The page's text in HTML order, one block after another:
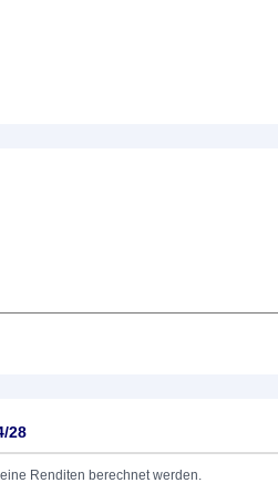
28
Renditen berechnet werden.